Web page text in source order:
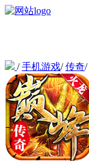
/手机游戏/传奇/